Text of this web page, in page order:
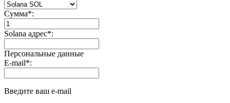
Сумма*:
Solana адрес*:
Персональные данные
E-mail*:
Введите ваш e-mail